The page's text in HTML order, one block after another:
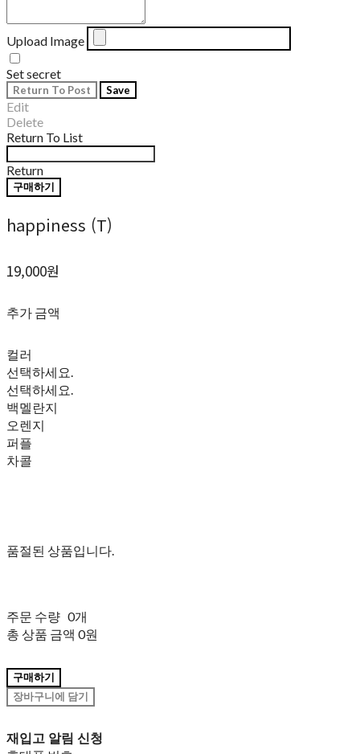
Upload Image
Set secret
Return To Post Save
Edit
Delete
Return To List
Return
구매하기
happiness (T)
19,000원
추가 금액
컬러
선택하세요.
선택하세요.
백멜란지
오렌지
퍼플
차콜
품절된 상품입니다.
주문 수량 0개
총 상품 금액 0원
구매하기
장바구니에 담기
재입고 알림 신청